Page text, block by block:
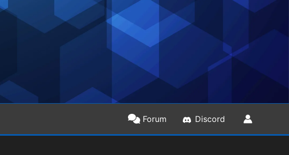
Forum Discord